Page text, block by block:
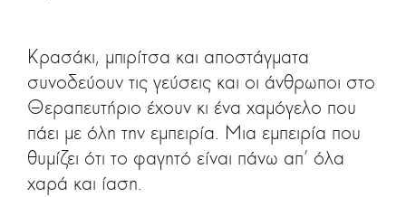
Κρασάκι, μπιρίτσα και αποστάγματα
συνοδεύουν τις γεύσεις και οι άνθρωποι στο
Θεραπευτήριο έχουν κι ένα χαμόγελο που
πάει με όλη την εμπειρία. Μια εμπειρία που
θυμίζει ότι το φαγητό είναι πάνω απ’ όλα
χαρά και ίαση.